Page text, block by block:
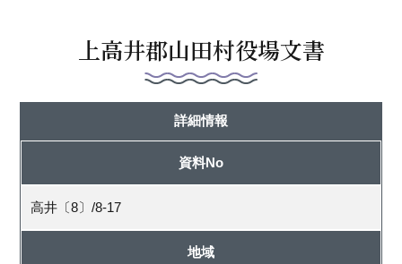
上高井郡山田村役場文書
詳細情報
資料No
高井〔8〕/8-17
地域